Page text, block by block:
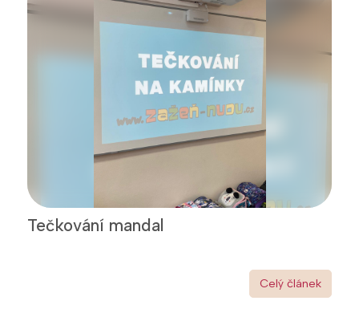
Tečkování mandal
Celý článek